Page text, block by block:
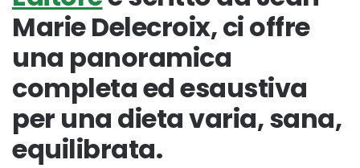
Marie Delecroix, ci offre
una panoramica
completa ed esaustiva
per una dieta varia, sana,
equilibrata.